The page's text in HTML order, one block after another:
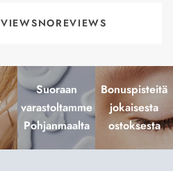
Suoraan
varastoltamme
Pohjanmaalta
Bonuspisteitä
jokaisesta
ostoksesta